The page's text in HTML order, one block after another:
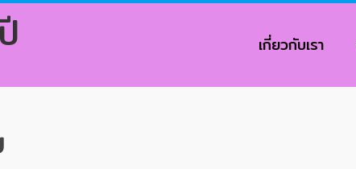
เกี่ยวกับเรา